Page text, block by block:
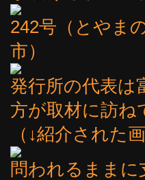
242号（とやま
市）
発行所の代表は
方が取材に訪ね
（↓紹介された画
問われるまま